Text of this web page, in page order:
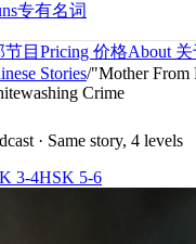
专有名词
目 Pricing 价格About
Stories/"Mother From
Crime
· Same story, 4 levels
3-4HSK 5-6